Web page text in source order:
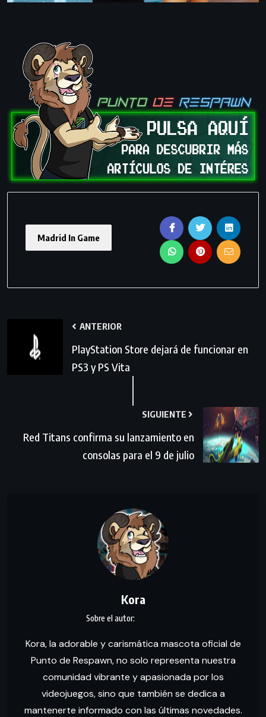
Madrid In Game
ANTERIOR
PlayStation Store dejará de funcionar en
PS3 y PS Vita
SIGUIENTE
Red Titans confirma su lanzamiento en
consolas para el 9 de julio
Kora
Kora, la adorable y carismática mascota oficial de
Punto de Respawn, no solo representa nuestra
comunidad vibrante y apasionada por los
videojuegos, sino que también se dedica a
mantenerte informado con las últimas novedades.